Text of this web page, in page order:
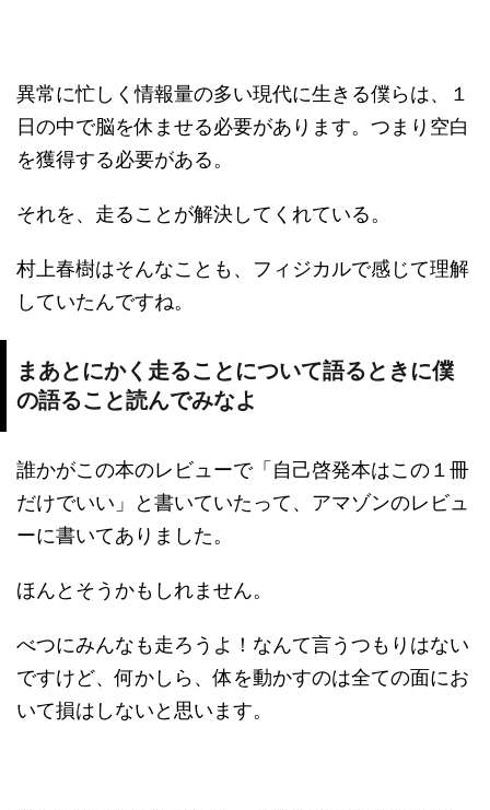
異常に忙しく情報量の多い現代に生きる僕らは、１
日の中で脳を休ませる必要があります。つまり空白
を獲得する必要がある。
それを、走ることが解決してくれている。
村上春樹はそんなことも、フィジカルで感じて理解
していたんですね。
まあとにかく走ることについて語るときに僕
の語ること読んでみなよ
誰かがこの本のレビューで「自己啓発本はこの１冊
だけでいい」と書いていたって、アマゾンのレビュ
ーに書いてありました。
ほんとそうかもしれません。
べつにみんなも走ろうよ！なんて言うつもりはない
ですけど、何かしら、体を動かすのは全ての面にお
いて損はしないと思います。